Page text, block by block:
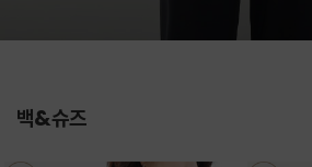
백&슈즈